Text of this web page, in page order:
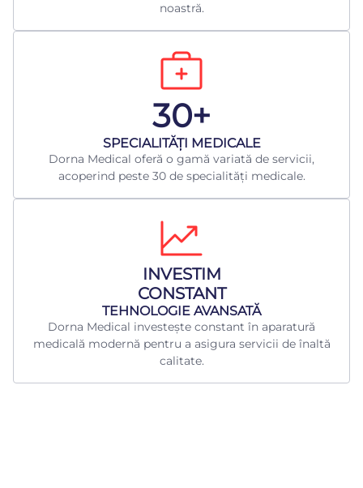
noastră.
30+
​SPECIALITĂȚI MEDICALE
Dorna Medical oferă o gamă variată de servicii,
acoperind peste 30 de specialități medicale.
INVESTIM
CONSTANT
TEHNOLOGIE AVANSATĂ
Dorna Medical investește constant în aparatură
medicală modernă pentru a asigura servicii de înaltă
calitate.